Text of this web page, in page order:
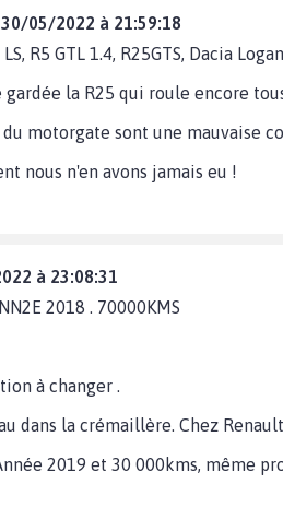
05/2022 à 21:59:18
LS, R5 GTL 1.4, R25GTS, Dacia
gardée la R25 qui roule encore
motorgate sont une mauvaise
nous n'en avons jamais eu !
à 23:08:31
2018 . 70000KMS
à changer .
dans la crémaillère. Chez
2019 et 30 000kms, même